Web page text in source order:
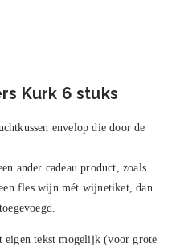
Kurk 6 stuks
envelop die door de
ander cadeau product, zoals
fles wijn mét wijnetiket, dan
eigen tekst mogelijk (voor grote